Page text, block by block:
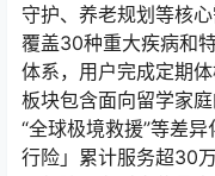
守护、养老规划等核
覆盖30种重大疾病和
体系，用户完成定期
板块包含面向留学家
“全球极境救援”等差
行险」累计服务超30